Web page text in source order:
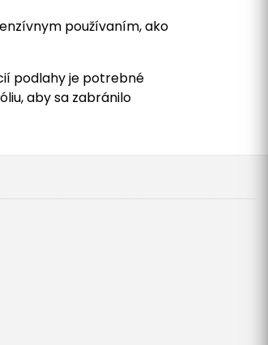
používaním, ako
podlahy je potrebné
aby sa zabránilo